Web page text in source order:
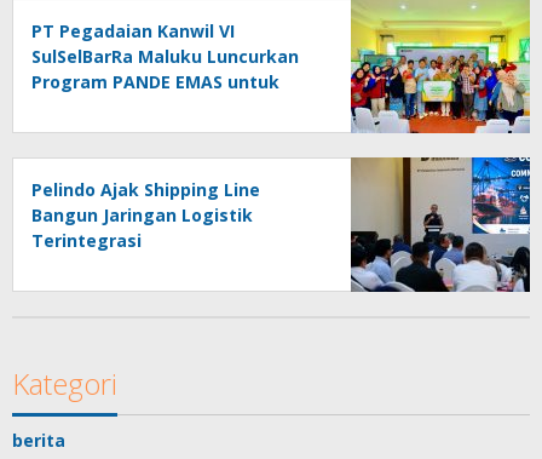
PT Pegadaian Kanwil VI
SulSelBarRa Maluku Luncurkan
Program PANDE EMAS untuk
Masyarakat
Pelindo Ajak Shipping Line
Bangun Jaringan Logistik
Terintegrasi
Kategori
berita